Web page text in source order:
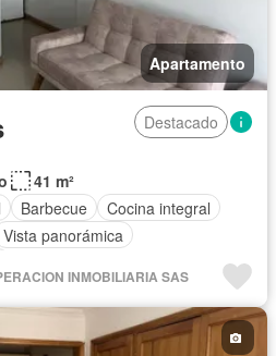
Apartamento
Destacado
41 m²
Barbecue
Cocina integral
Vista panorámica
INMOBILIARIA SAS